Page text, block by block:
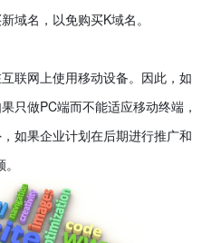
域名，以免购买K域名。
联网上使用移动设备。因此，如
只做PC端而不能适应移动终端，
如果企业计划在后期进行推广和